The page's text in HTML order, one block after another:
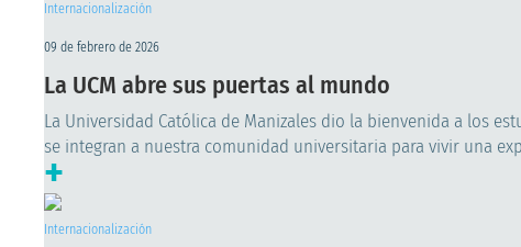
Internacionalización
09 de febrero de 2026
La UCM abre sus puertas al mundo
La Universidad Católica de Manizales dio la bienvenida a los
se integran a nuestra comunidad universitaria para vivir una
+
Internacionalización